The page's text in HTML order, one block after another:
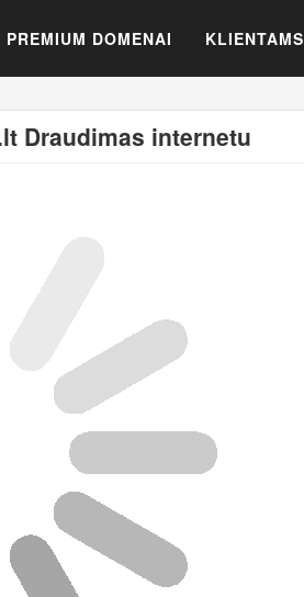
PREMIUM DOMENAI KLIENTAMS
Draudimas internetu